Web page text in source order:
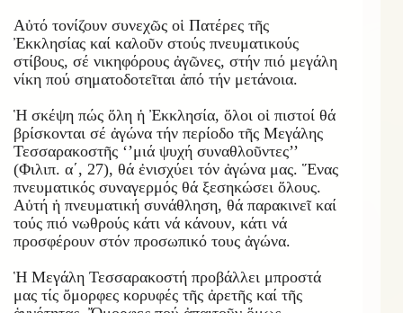
Αὐτό τονίζουν συνεχῶς οἱ Πατέρες τῆς
Ἐκκλησίας καί καλοῦν στούς πνευματικούς
στίβους, σέ νικηφόρους ἀγῶνες, στήν πιό μεγάλη
νίκη πού σηματοδοτεῖται ἀπό τήν μετάνοια.
Ἡ σκέψη πώς ὅλη ἡ Ἐκκλησία, ὅλοι οἱ πιστοί θά
βρίσκονται σέ ἀγώνα τήν περίοδο τῆς Μεγάλης
Τεσσαρακοστῆς ‘’μιά ψυχή συναθλοῦντες’’
(Φιλιπ. α΄, 27), θά ἐνισχύει τόν ἀγώνα μας. Ἕνας
πνευματικός συναγερμός θά ξεσηκώσει ὅλους.
Αὐτή ἡ πνευματική συνάθληση, θά παρακινεῖ καί
τούς πιό νωθρούς κάτι νά κάνουν, κάτι νά
προσφέρουν στόν προσωπικό τους ἀγώνα.
Ἡ Μεγάλη Τεσσαρακοστή προβάλλει μπροστά
μας τίς ὄμορφες κορυφές τῆς ἀρετῆς καί τῆς